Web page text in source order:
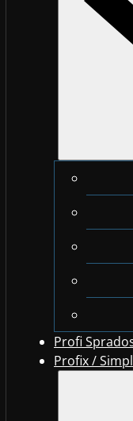
Profi
Profix /